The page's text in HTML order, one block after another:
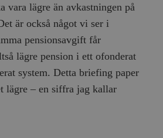
vara lägre än avkastningen på
är också något vi ser i
pensionsavgift får
lägre pension i ett ofonderat
system. Detta briefing paper
lägre – en siffra jag kallar